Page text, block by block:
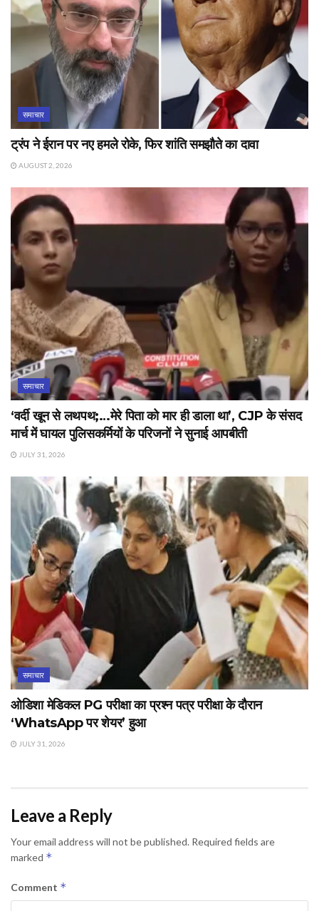
समाचार
ट्रंप ने ईरान पर नए हमले रोके, फिर शांति समझौते का दावा
AUGUST 2, 2026
समाचार
‘वर्दी खून से लथपथ;…मेरे पिता को मार ही डाला था’, CJP के संसद
मार्च में घायल पुलिसकर्मियों के परिजनों ने सुनाई आपबीती
JULY 31, 2026
समाचार
ओडिशा मेडिकल PG परीक्षा का प्रश्न पत्र परीक्षा के दौरान
‘WhatsApp पर शेयर’ हुआ
JULY 31, 2026
Leave a Reply
Your email address will not be published. Required fields are
marked *
Comment *